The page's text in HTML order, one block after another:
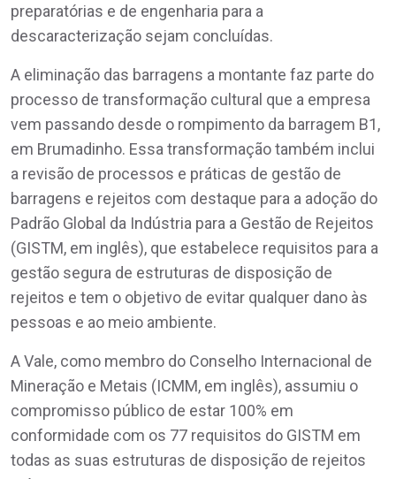
preparatórias e de engenharia para a
descaracterização sejam concluídas.
A eliminação das barragens a montante faz parte do
processo de transformação cultural que a empresa
vem passando desde o rompimento da barragem B1,
em Brumadinho. Essa transformação também inclui
a revisão de processos e práticas de gestão de
barragens e rejeitos com destaque para a adoção do
Padrão Global da Indústria para a Gestão de Rejeitos
(GISTM, em inglês), que estabelece requisitos para a
gestão segura de estruturas de disposição de
rejeitos e tem o objetivo de evitar qualquer dano às
pessoas e ao meio ambiente.
A Vale, como membro do Conselho Internacional de
Mineração e Metais (ICMM, em inglês), assumiu o
compromisso público de estar 100% em
conformidade com os 77 requisitos do GISTM em
todas as suas estruturas de disposição de rejeitos